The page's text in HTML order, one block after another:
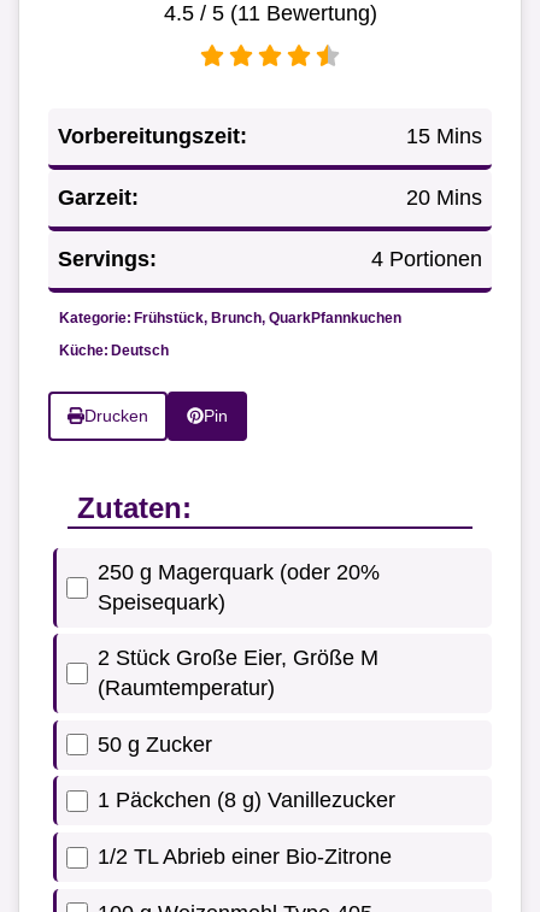
4.5/ 5 (11Bewertung)
Vorbereitungszeit: 15 Mins
Garzeit: 20 Mins
Servings: 4 Portionen
Kategorie: Frühstück, Brunch, QuarkPfannkuchen
Küche: Deutsch
Drucken Pin
Zutaten:
250 g Magerquark (oder 20%
Speisequark)
2 Stück Große Eier, Größe M
(Raumtemperatur)
50 g Zucker
1 Päckchen (8 g) Vanillezucker
1/2 TL Abrieb einer Bio-Zitrone